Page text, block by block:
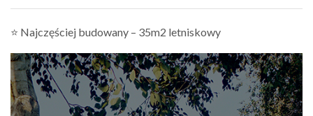
⭐ Najczęściej budowany – 35m2 letniskowy